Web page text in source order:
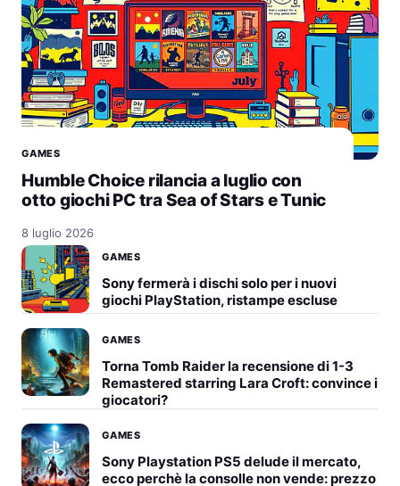
GAMES
Humble Choice rilancia a luglio con
otto giochi PC tra Sea of Stars e Tunic
8 luglio 2026
GAMES
Sony fermerà i dischi solo per i nuovi
giochi PlayStation, ristampe escluse
GAMES
Torna Tomb Raider la recensione di 1-3
Remastered starring Lara Croft: convince i
giocatori?
GAMES
Sony Playstation PS5 delude il mercato,
ecco perchè la consolle non vende: prezzo